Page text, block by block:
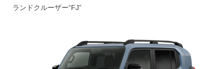
ランドクルーザー“FJ”